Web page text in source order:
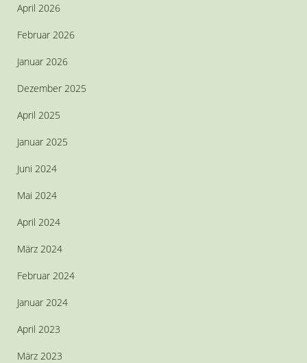
April 2026
Februar 2026
Januar 2026
Dezember 2025
April 2025
Januar 2025
Juni 2024
Mai 2024
April 2024
März 2024
Februar 2024
Januar 2024
April 2023
März 2023